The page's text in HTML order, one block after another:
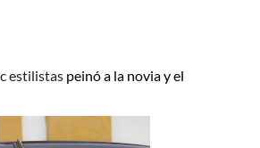
estilistas peinó a la novia y el